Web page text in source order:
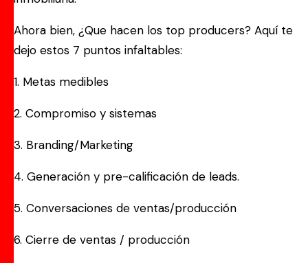
Ahora bien, ¿Que hacen los top producers? Aquí te
dejo estos 7 puntos infaltables:
1. Metas medibles
2. Compromiso y sistemas
3. Branding/Marketing
4. Generación y pre-calificación de leads.
5. Conversaciones de ventas/producción
6. Cierre de ventas / producción